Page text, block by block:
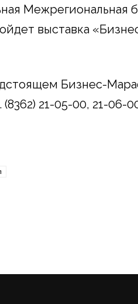
Межрегиональная
выставка
Бизнес-
21-05-00, 21-06-